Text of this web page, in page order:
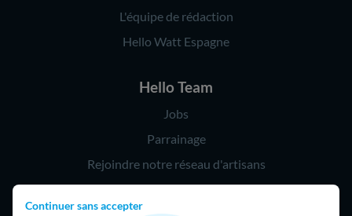
Continuer sans accepter
L'équipe de rédaction
Hello Watt Espagne
Hello Team
Jobs
Parrainage
Rejoindre notre réseau d'artisans
Hello !